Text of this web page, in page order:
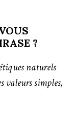
?
naturels
valeurs simples,